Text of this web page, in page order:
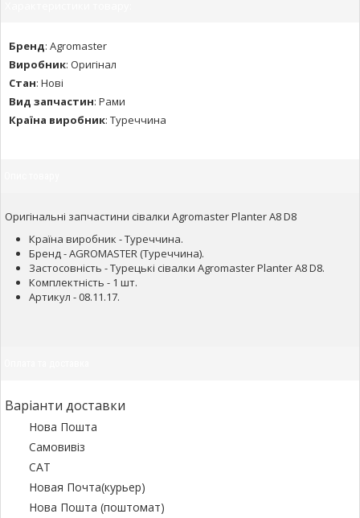
Бренд: Agromaster
Виробник: Оригінал
Стан: Нові
Вид запчастин: Рами
Країна виробник: Туреччина
Оригінальні запчастини сівалки Agromaster Planter A8 D8
Країна виробник - Туреччина.
Бренд - AGROMASTER (Туреччина).
Застосовність - Турецькі сівалки Agromaster Planter A8 D8.
Комплектність - 1 шт.
Артикул - 08.11.17.
Варіанти доставки
Нова Пошта
Самовивіз
САТ
Новая Почта(курьер)
Нова Пошта (поштомат)